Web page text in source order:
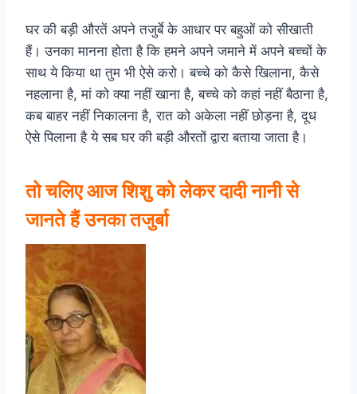
घर की बड़ी औरतें अपने तजुर्बे के आधार पर बहुओं को सीखाती
हैं। उनका मानना होता है कि हमने अपने जमाने में अपने बच्चों के
साथ ये किया था तुम भी ऐसे करो। बच्चे को कैसे खिलाना, कैसे
नहलाना है, मां को क्या नहीं खाना है, बच्चे को कहां नहीं बैठाना है,
कब बाहर नहीं निकालना है, रात को अकेला नहीं छोड़ना है, दूध
ऐसे पिलाना है ये सब घर की बड़ी औरतों द्वारा बताया जाता है।
तो चलिए आज शिशु को लेकर दादी नानी से
जानते हैं उनका तजुर्बा